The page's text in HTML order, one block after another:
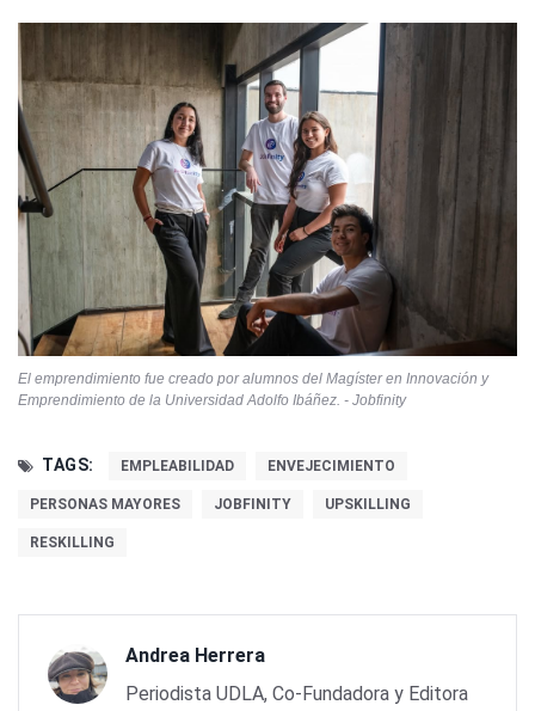
El emprendimiento fue creado por alumnos del Magíster en Innovación y
Emprendimiento de la Universidad Adolfo Ibáñez. - Jobfinity
TAGS: EMPLEABILIDAD ENVEJECIMIENTO
PERSONAS MAYORES JOBFINITY UPSKILLING
RESKILLING
Andrea Herrera
Periodista UDLA, Co-Fundadora y Editora